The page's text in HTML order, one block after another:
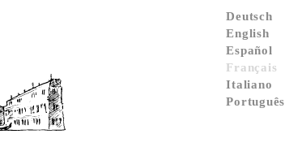
Deutsch
English
Español
Français
Italiano
Português